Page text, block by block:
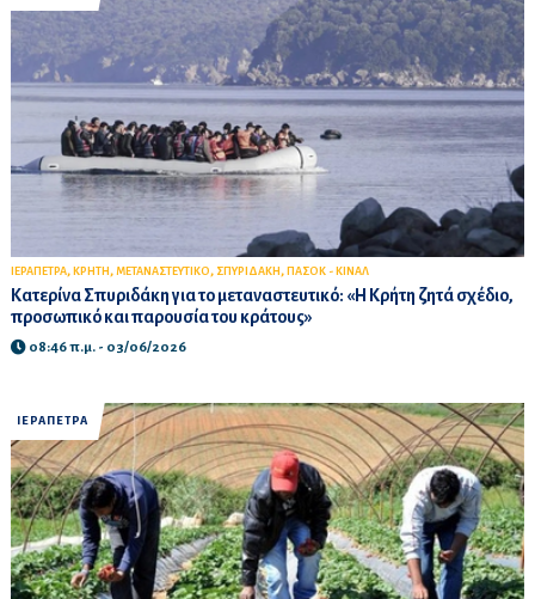
ΙΕΡΑΠΕΤΡΑ, ΚΡΗΤΗ , ΜΕΤΑΝΑΣΤΕΥΤΙΚΟ, ΣΠΥΡΙΔΑΚΗ , ΠΑΣΟΚ - ΚΙΝΑΛ
Κατερίνα Σπυριδάκη για το μεταναστευτικό: «Η Κρήτη ζητά σχέδιο,
προσωπικό και παρουσία του κράτους»
08:46 π.μ. - 03/06/2026
ΙΕΡΑΠΕΤΡΑ